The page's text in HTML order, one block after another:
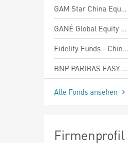
GAM Star China Equity Ordinary Acc - USD
GANÉ Global Equity Fund - Aktienklasse D
Fidelity Funds - China Focus Fund A-USD
BNP PARIBAS EASY EUR Overnight UCITS ETF Capitalisation
Alle Fonds ansehen
Firmenprofil